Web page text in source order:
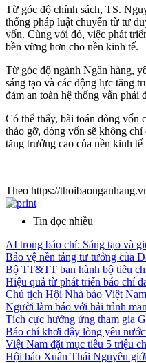
Từ góc độ chính sách, TS.
thống pháp luật chuyển từ tư
vốn. Cùng với đó, việc phát
bền vững hơn cho nền kinh tế.
Từ góc độ ngành Ngân hàng,
sáng tạo và các động lực tăng
đảm an toàn hệ thống vẫn phải
Có thể thấy, bài toán dòng vốn
tháo gỡ, dòng vốn sẽ không
tăng trưởng cao của nền kinh
Theo https://
Tin đọc nhiều
AI trong báo chí: Sáng tạo và
Bảo vệ nền tảng tư tưởng của
Bộ TT&TT ban hành bộ tiêu
Hiệu quả từ phát triển báo chí
Chủ tịch Hội Nhà báo Việt
Người làm báo với hải trình
Tích cực hưởng ứng tham gia
Báo chí khơi dậy lòng yêu
Việt Nam đặt mục tiêu 5 triệu
Hội báo Xuân Thái Nguyên